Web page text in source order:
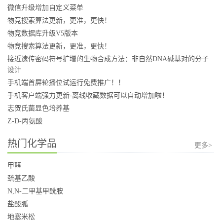
微信升级增加自定义菜单
物竞搜索算法更新，更准，更快！
物竞数据库升级V5版本
物竞搜索算法更新，更准，更快！
接近遗传密码符号扩增的生物合成方法：非自然DNA碱基对的分子
设计
手机端首屏轮播位试运行免费推广！！
手机客户端强力更新-离线收藏数据可以自动增加啦！
志贺氏菌显色培养基
Z-D-丙氨酸
热门化学品 更多>
甲醛
巯基乙酸
N,N-二甲基甲酰胺
盐酸胍
地塞米松